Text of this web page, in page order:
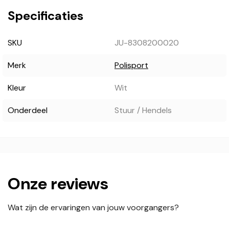
Specificaties
SKU JU-8308200020
Merk Polisport
Kleur Wit
Onderdeel Stuur / Hendels
Onze reviews
Wat zijn de ervaringen van jouw voorgangers?